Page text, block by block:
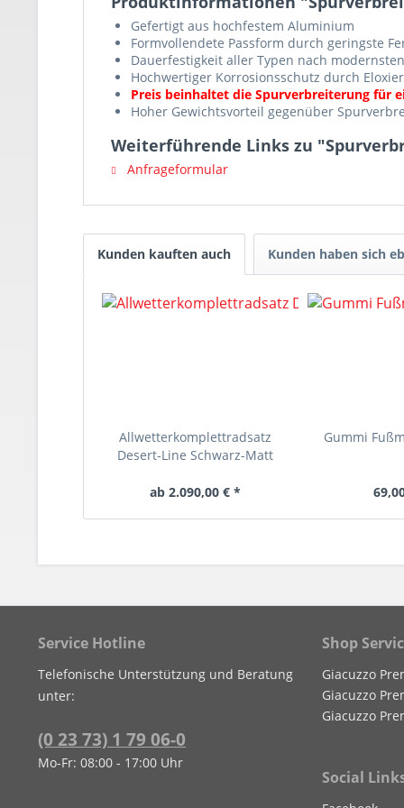
Gefertigt aus hochfestem Aluminium
Formvollendete Passform durch geringste
Dauerfestigkeit aller Typen nach
Hochwertiger Korrosionsschutz durch
Preis beinhaltet die Spurverbreiterung für
Hoher Gewichtsvorteil gegenüber
Weiterführende Links zu
Anfrageformular
Kunden kauften auch Kunden haben sich
Allwetterkomplettradsatz
Desert-Line Schwarz-Matt
ab 2.090,00 € *
Gummi
Service Hotline
Telefonische Unterstützung und Beratung
unter:
(0 23 73) 1 79 06-0
Mo-Fr: 08:00 - 17:00 Uhr
Shop
Giacuzzo
Giacuzzo
Giacuzzo
Social